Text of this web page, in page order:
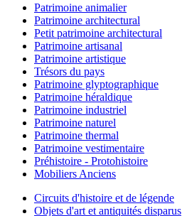
Patrimoine animalier
Patrimoine architectural
Petit patrimoine architectural
Patrimoine artisanal
Patrimoine artistique
Trésors du pays
Patrimoine glyptographique
Patrimoine héraldique
Patrimoine industriel
Patrimoine naturel
Patrimoine thermal
Patrimoine vestimentaire
Préhistoire - Protohistoire
Mobiliers Anciens
Circuits d'histoire et de légende
Objets d'art et antiquités disparus